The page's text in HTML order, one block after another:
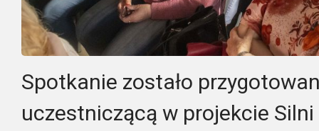
Spotkanie zostało
uczestniczącą w projekcie Silni